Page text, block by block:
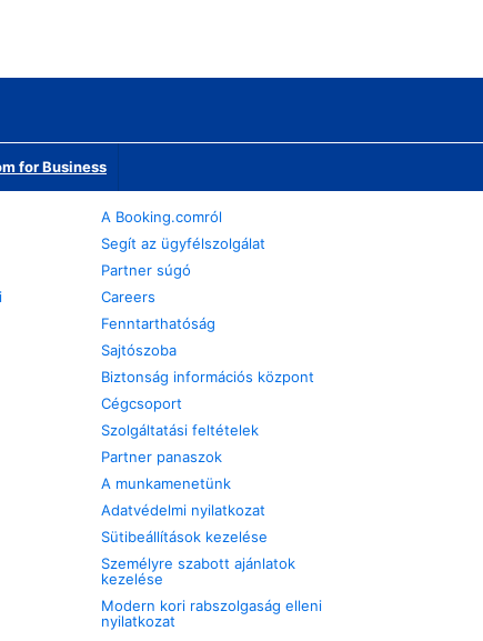
for Business
A Booking.comról
Segít az ügyfélszolgálat
Partner súgó
Careers
Fenntarthatóság
Sajtószoba
Biztonság információs központ
Cégcsoport
Szolgáltatási feltételek
Partner panaszok
A munkamenetünk
Adatvédelmi nyilatkozat
Sütibeállítások kezelése
Személyre szabott ajánlatok
kezelése
Modern kori rabszolgaság elleni
nyilatkozat